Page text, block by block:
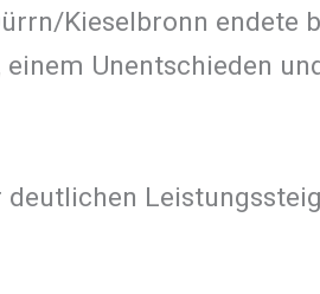
Kieselbronn
Unentschieden